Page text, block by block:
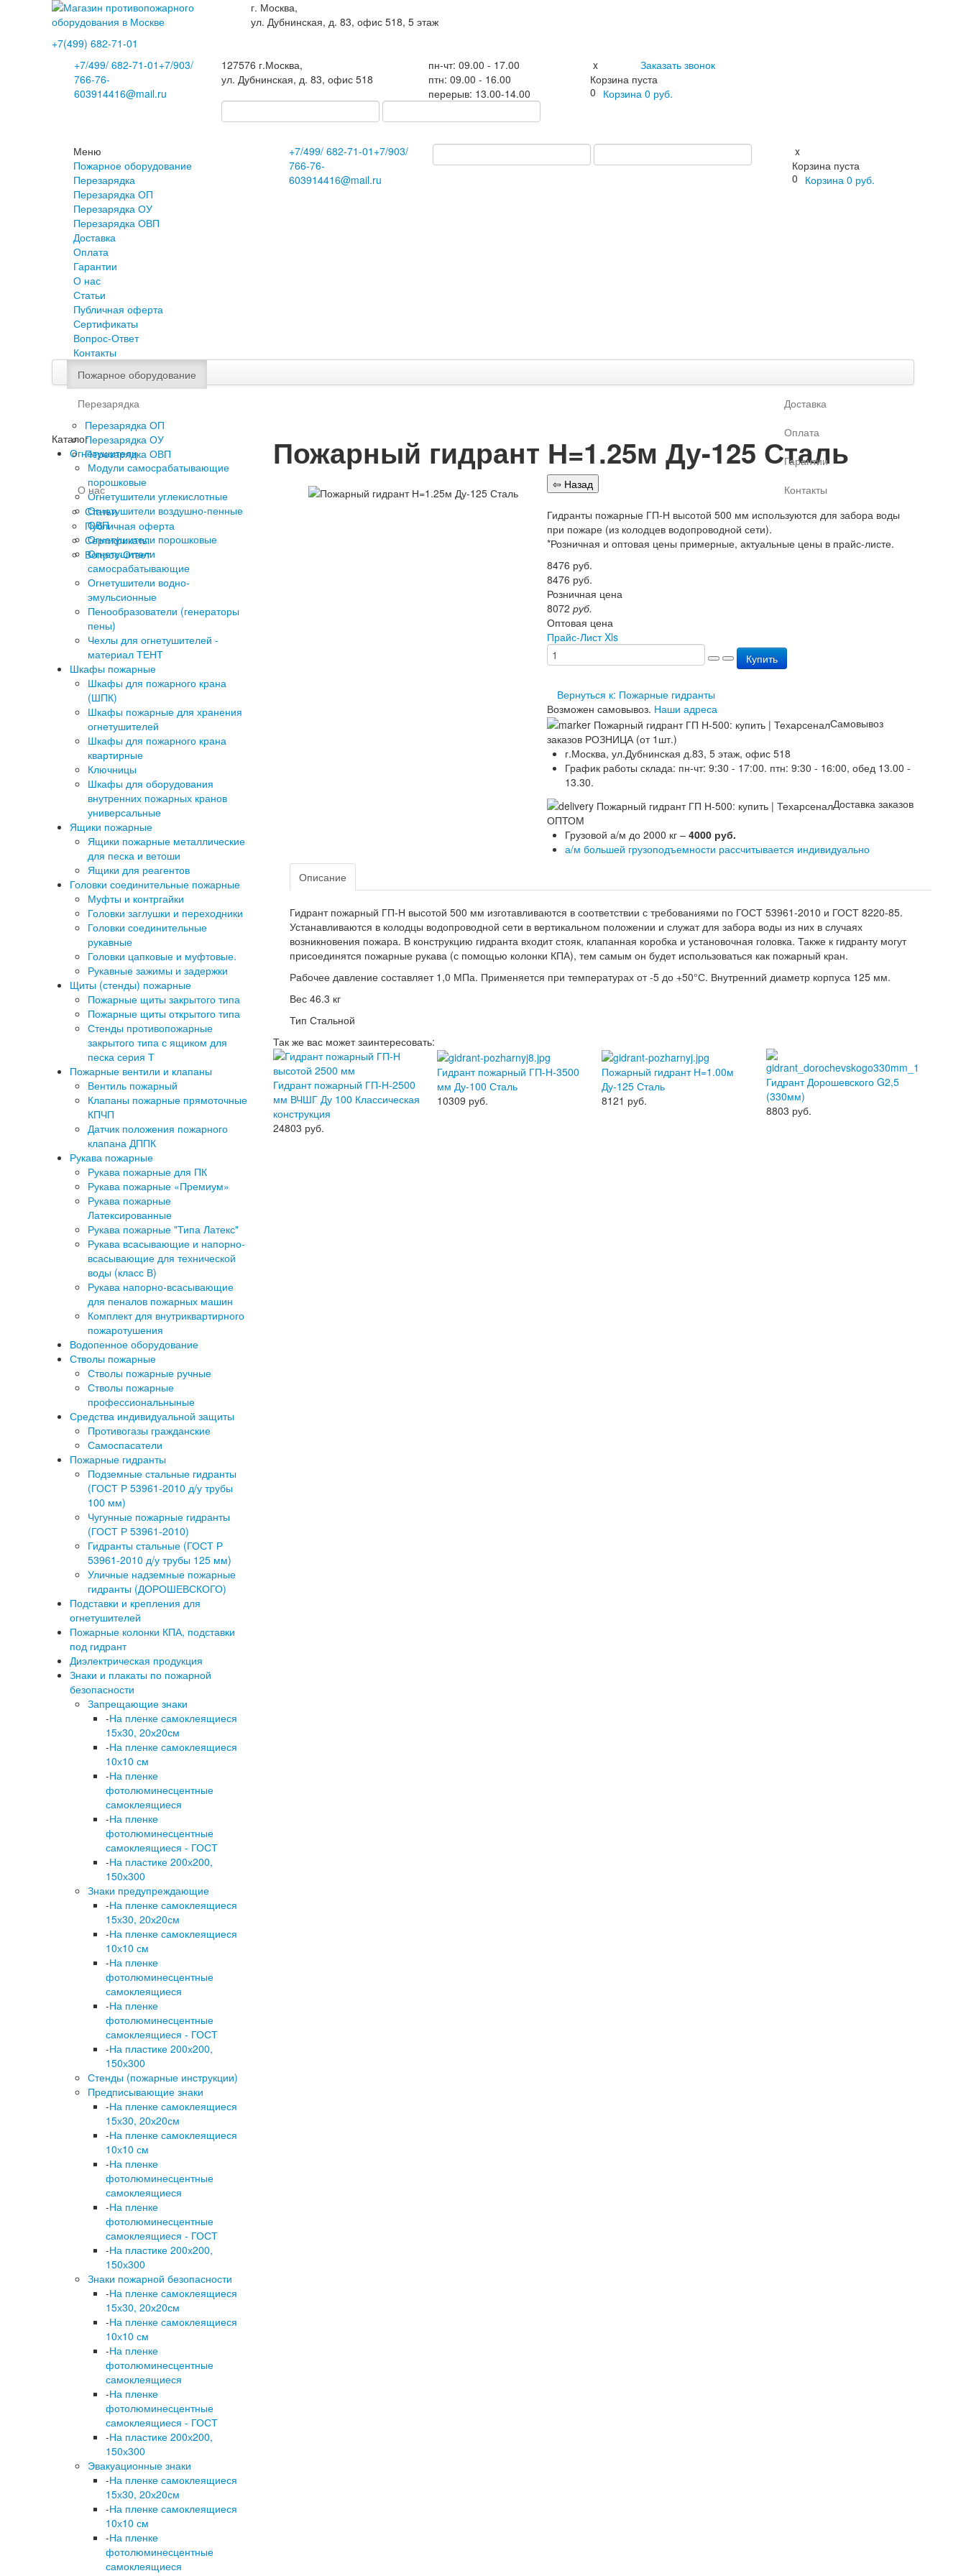
г. Москва,
ул. Дубнинская, д. 83, офис 518, 5 этаж
+7(499) 682-71-01
+7/499/682-71-01 +7/903/
766-76-
603914416@mail.ru
127576 г.Москва,
ул. Дубнинская, д. 83, офис 518
пн-чт: 09.00 - 17.00
птн: 09.00 - 16.00
перерыв: 13.00-14.00
Заказать звонок
x
Корзина пуста
0 Корзина 0 руб.
Меню
Пожарное оборудование
Перезарядка
Перезарядка ОП
Перезарядка ОУ
Перезарядка ОВП
Доставка
Оплата
Гарантии
О нас
Статьи
Публичная оферта
Сертификаты
Вопрос-Ответ
Контакты
+7/499/ 682-71-01 +7/903/
766-76-
603914416@mail.ru
x
Корзина пуста
0 Корзина 0 руб.
Пожарное оборудование
Перезарядка
Перезарядка ОП
Перезарядка ОУ
Перезарядка ОВП
Доставка
Оплата
Гарантии
О нас
Статьи
Публичная оферта
Сертификаты
Вопрос-Ответ
Контакты
Каталог
Огнетушители
Модули самосрабатывающие
порошковые
Огнетушители углекислотные
Огнетушители воздушно-пенные
ОВП
Огнетушители порошковые
Огнетушители
самосрабатывающие
Огнетушители водно-
эмульсионные
Пенообразователи (генераторы
пены)
Чехлы для огнетушителей -
материал ТЕНТ
Шкафы пожарные
Шкафы для пожарного крана
(ШПК)
Шкафы пожарные для хранения
огнетушителей
Шкафы для пожарного крана
квартирные
Ключницы
Шкафы для оборудования
внутренних пожарных кранов
универсальные
Ящики пожарные
Ящики пожарные металлические
для песка и ветоши
Ящики для реагентов
Головки соединительные пожарные
Муфты и контргайки
Головки заглушки и переходники
Головки соединительные
рукавные
Головки цапковые и муфтовые.
Рукавные зажимы и задержки
Щиты (стенды) пожарные
Пожарные щиты закрытого типа
Пожарные щиты открытого типа
Стенды противопожарные
закрытого типа с ящиком для
песка серия Т
Пожарные вентили и клапаны
Вентиль пожарный
Клапаны пожарные прямоточные
КПЧП
Датчик положения пожарного
клапана ДППК
Рукава пожарные
Рукава пожарные для ПК
Рукава пожарные «Премиум»
Рукава пожарные
Латексированные
Рукава пожарные "Типа Латекс"
Рукава всасывающие и напорно-
всасывающие для технической
воды (класс В)
Рукава напорно-всасывающие
для пеналов пожарных машин
Комплект для внутриквартирного
пожаротушения
Водопенное оборудование
Стволы пожарные
Стволы пожарные ручные
Стволы пожарные
профессиональныные
Средства индивидуальной защиты
Противогазы гражданские
Самоспасатели
Пожарные гидранты
Подземные стальные гидранты
(ГОСТ Р 53961-2010 д/у трубы
100 мм)
Чугунные пожарные гидранты
(ГОСТ Р 53961-2010)
Гидранты стальные (ГОСТ Р
53961-2010 д/у трубы 125 мм)
Уличные надземные пожарные
гидранты (ДОРОШЕВСКОГО)
Подставки и крепления для
огнетушителей
Пожарные колонки КПА, подставки
под гидрант
Диэлектрическая продукция
Знаки и плакаты по пожарной
безопасности
Запрещающие знаки
-На пленке самоклеящиеся
15х30, 20х20см
-На пленке самоклеящиеся
10х10 см
-На пленке
фотолюминесцентные
самоклеящиеся
-На пленке
фотолюминесцентные
самоклеящиеся - ГОСТ
-На пластике 200х200,
150х300
Знаки предупреждающие
-На пленке самоклеящиеся
15х30, 20х20см
-На пленке самоклеящиеся
10х10 см
-На пленке
фотолюминесцентные
самоклеящиеся
-На пленке
фотолюминесцентные
самоклеящиеся - ГОСТ
-На пластике 200х200,
150х300
Стенды (пожарные инструкции)
Предписывающие знаки
-На пленке самоклеящиеся
15х30, 20х20см
-На пленке самоклеящиеся
10х10 см
-На пленке
фотолюминесцентные
самоклеящиеся
-На пленке
фотолюминесцентные
самоклеящиеся - ГОСТ
-На пластике 200х200,
150х300
Знаки пожарной безопасности
-На пленке самоклеящиеся
15х30, 20х20см
-На пленке самоклеящиеся
10х10 см
-На пленке
фотолюминесцентные
самоклеящиеся
-На пленке
фотолюминесцентные
самоклеящиеся - ГОСТ
-На пластике 200х200,
150х300
Эвакуационные знаки
-На пленке самоклеящиеся
15х30, 20х20см
-На пленке самоклеящиеся
10х10 см
-На пленке
фотолюминесцентные
самоклеящиеся
Пожарный гидрант Н=1.25м Ду-125 Сталь
Гидранты пожарные ГП-Н высотой 500 мм используются для забора воды
при пожаре (из колодцев водопроводной сети).
*Розничная и оптовая цены примерные, актуальные цены в прайс-листе.
8476 руб.
8476 руб.
Розничная цена
8072 руб.
Оптовая цена
Прайс-Лист Xls
Купить
Вернуться к: Пожарные гидранты
Возможен самовывоз. Наши адреса
Самовывоз
заказов РОЗНИЦА (от 1шт.)
г.Москва, ул.Дубнинская д.83, 5 этаж, офис 518
График работы склада: пн-чт: 9:30 - 17:00. птн: 9:30 - 16:00, обед 13.00 -
13.30.
Доставка заказов
ОПТОМ
Грузовой а/м до 2000 кг – 4000 руб.
а/м большей грузоподъемности рассчитывается индивидуально
Описание
Гидрант пожарный ГП-Н высотой 500 мм изготавливаются в соответствии с требованиями по ГОСТ 53961-2010 и ГОСТ 8220-85.
Устанавливаются в колодцы водопроводной сети в вертикальном положении и служат для забора воды из них в случаях
возникновения пожара. В конструкцию гидранта входит стояк, клапанная коробка и установочная головка. Также к гидранту могут
присоединятся пожарные рукава (с помощью колонки КПА), тем самым он будет использоваться как пожарный кран.
Рабочее давление составляет 1,0 МПа. Применяется при температурах от -5 до +50°С. Внутренний диаметр корпуса 125 мм.
Вес 46.3 кг
Тип Стальной
Так же вас может заинтересовать:
Гидрант пожарный ГП-Н-2500
мм ВЧШГ Ду 100 Классическая
конструкция
24803 руб.
Гидрант пожарный ГП-Н-3500
мм Ду-100 Сталь
10309 руб.
Пожарный гидрант Н=1.00м
Ду-125 Сталь
8121 руб.
Гидрант Дорошевского G2,5
(330мм)
8803 руб.